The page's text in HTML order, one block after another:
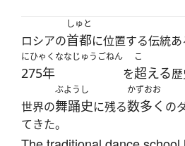
ロシアの
しゅと
首都に位置する伝統あ
にひゃくななじゅうごねん
275年 を
こ
超える
世界の
ぶようし
舞踊史に残る
かずおお
数多く の
てきた。